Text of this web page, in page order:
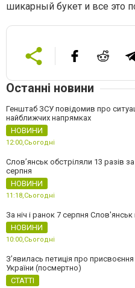
шикарный букет и все это
Останні новини
Генштаб ЗСУ повідомив про
найближчих напрямках
НОВИНИ
12:00,Сьогодні
Слов’янськ обстріляли 13 разів
серпня
НОВИНИ
11:18,Сьогодні
За ніч і ранок 7 серпня
НОВИНИ
10:00,Сьогодні
З’явилась петиція про
України (посмертно)
СТАТТІ